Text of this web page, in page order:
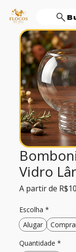
Vidro
A partir de
Escolha *
Alugar
Quantidade *